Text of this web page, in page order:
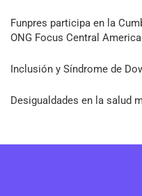
Funpres participa en la
ONG Focus Central America
Inclusión y Síndrome de
Desigualdades en la salud